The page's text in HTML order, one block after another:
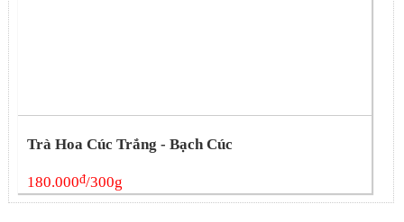
Trà Hoa Cúc Trắng - Bạch Cúc
180.000đ/300g